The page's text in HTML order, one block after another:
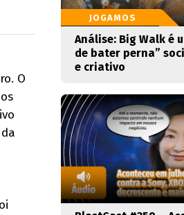
O
JOGAMOS
Análise: Big Walk é
de bater perna”
e criativo